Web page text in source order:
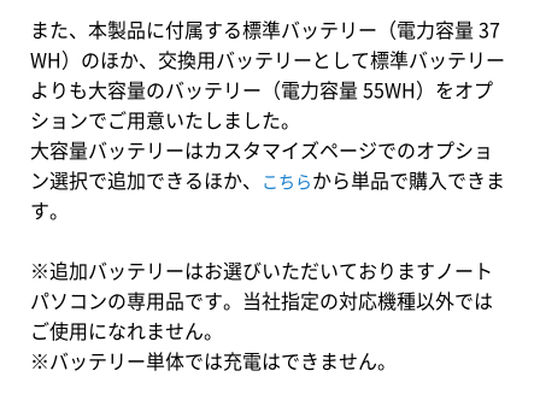
また、本製品に付属する標準バッテリー（電力容量 37
WH）のほか、交換用バッテリーとして標準バッテリー
よりも大容量のバッテリー（電力容量 55WH）をオプ
ションでご用意いたしました。
大容量バッテリーはカスタマイズページでのオプショ
ン選択で追加できるほか、
こちらから単品で購入できま
す。
※追加バッテリーはお選びいただいておりますノート
パソコンの専用品です。当社指定の対応機種以外では
ご使用になれません。
※バッテリー単体では充電はできません。